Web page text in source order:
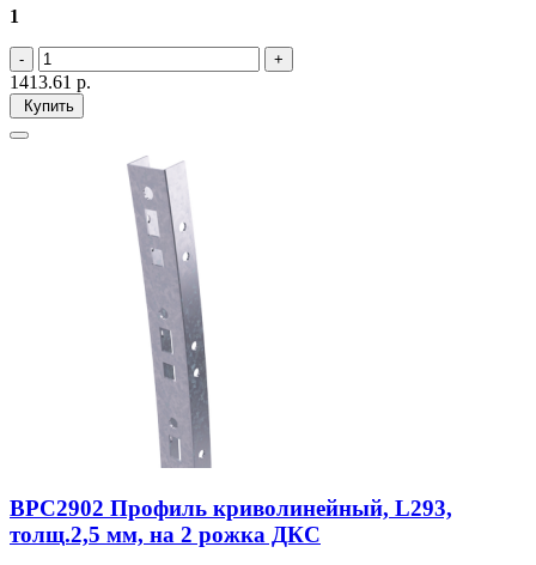
1
1413.61 р.
Купить
BPC2902 Профиль криволинейный, L293,
толщ.2,5 мм, на 2 рожка ДКС